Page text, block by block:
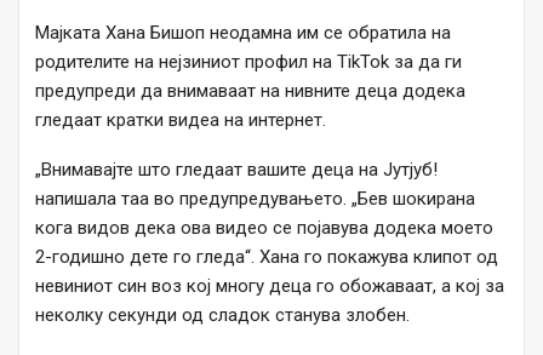
Мајката Хана Бишоп неодамна им се обратила на
родителите на нејзиниот профил на TikTok за да ги
предупреди да внимаваат на нивните деца додека
гледаат кратки видеа на интернет.
„Внимавајте што гледаат вашите деца на Јутјуб!
напишала таа во предупредувањето. „Бев шокирана
кога видов дека ова видео се појавува додека моето
2-годишно дете го гледа“. Хана го покажува клипот од
невиниот син воз кој многу деца го обожаваат, а кој за
неколку секунди од сладок станува злобен.